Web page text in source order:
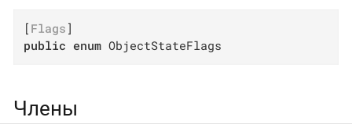
[ Flags
public enum ObjectStateFlags
Члены